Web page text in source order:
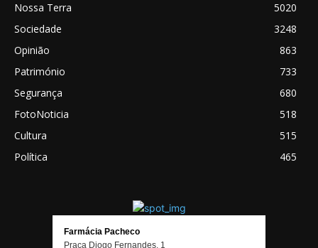
Nossa Terra
5020
Sociedade
3248
Opinião
863
Património
733
Segurança
680
FotoNoticia
518
Cultura
515
Política
465